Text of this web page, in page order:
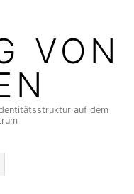
VON
auf dem